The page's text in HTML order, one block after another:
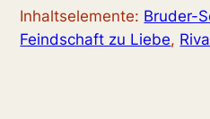
Inhaltselemente: Bruder-
Feindschaft zu Liebe,